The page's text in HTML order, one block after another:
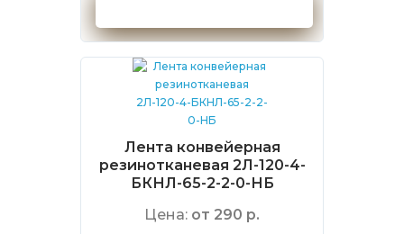
Лента конвейерная
резинотканевая 2Л-120-4-
БКНЛ-65-2-2-0-НБ
Цена: от 290 р.